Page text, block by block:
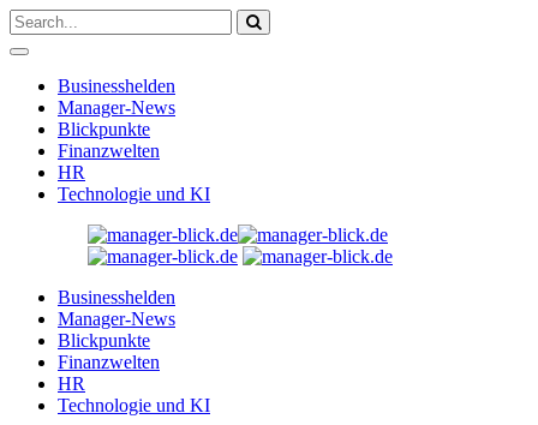
Businesshelden
Manager-News
Blickpunkte
Finanzwelten
HR
Technologie und KI
Businesshelden
Manager-News
Blickpunkte
Finanzwelten
HR
Technologie und KI